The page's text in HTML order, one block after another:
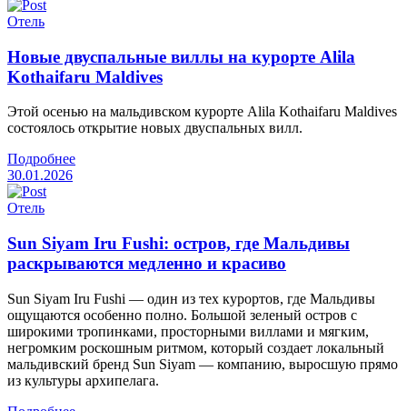
Отель
Новые двуспальные виллы на курорте Alila
Kothaifaru Maldives
Этой осенью на мальдивском курорте Alila Kothaifaru Maldives
состоялось открытие новых двуспальных вилл.
Подробнее
30.01.2026
Отель
Sun Siyam Iru Fushi: остров, где Мальдивы
раскрываются медленно и красиво
Sun Siyam Iru Fushi — один из тех курортов, где Мальдивы
ощущаются особенно полно. Большой зеленый остров с
широкими тропинками, просторными виллами и мягким,
негромким роскошным ритмом, который создает локальный
мальдивский бренд Sun Siyam — компанию, выросшую прямо
из культуры архипелага.